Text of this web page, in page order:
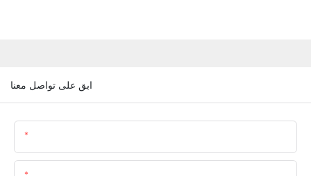
ابق على تواصل معنا